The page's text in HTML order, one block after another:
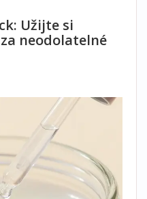
Užijte si
neodolatelné